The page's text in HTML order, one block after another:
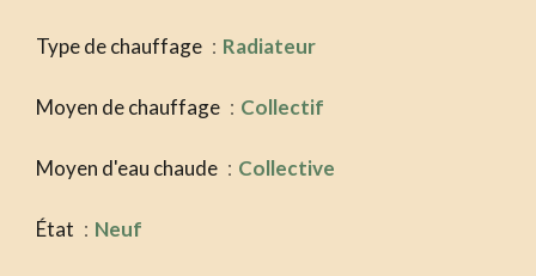
Type de chauffage Radiateur
Moyen de chauffage Collectif
Moyen d'eau chaude Collective
État Neuf